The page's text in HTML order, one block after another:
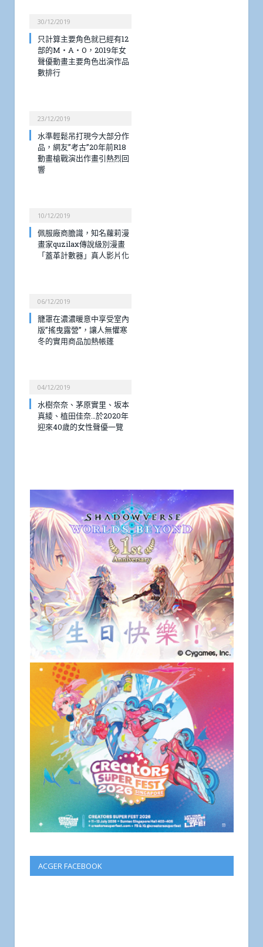
30/12/2019
只計算主要角色就已經有12
部的M・A・O，2019年女
聲優動畫主要角色出演作品
數排行
23/12/2019
水準輕鬆吊打現今大部分作
品，網友”考古”20年前R18
動畫槍戰演出作畫引熱烈回
響
10/12/2019
佩服廠商膽識，知名蘿莉漫
畫家quzilax傳說級別漫畫
「蓋革計數器」真人影片化
06/12/2019
籠罩在濃濃暖意中享受室內
版”搖曳露營”，讓人無懼寒
冬的實用商品加熱帳篷
04/12/2019
水樹奈奈、茅原實里、坂本
真綾、植田佳奈…於2020年
迎來40歲的女性聲優一覽
ACGER FACEBOOK